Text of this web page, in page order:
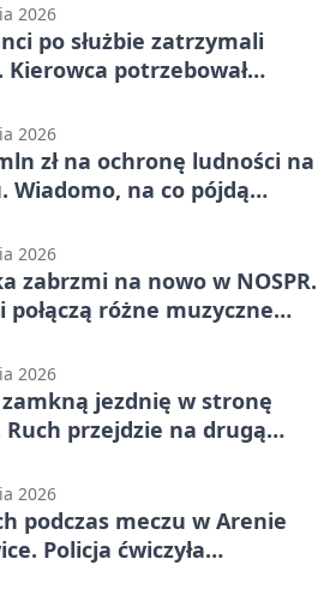
2026
po służbie zatrzymali
Kierowca potrzebował
2026
zł na ochronę ludności na
Wiadomo, na co pójdą
2026
zabrzmi na nowo w NOSPR.
połączą różne muzyczne
2026
zamkną jezdnię w stronę
Ruch przejdzie na drugą
2026
podczas meczu w Arenie
Policja ćwiczyła